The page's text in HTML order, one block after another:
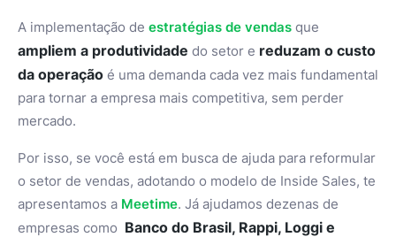
A implementação de estratégias de vendas que
ampliem a produtividade do setor e reduzam o custo
da operação é uma demanda cada vez mais fundamental
para tornar a empresa mais competitiva, sem perder
mercado.
Por isso, se você está em busca de ajuda para reformular
o setor de vendas, adotando o modelo de Inside Sales, te
apresentamos a Meetime. Já ajudamos dezenas de
empresas como Banco do Brasil, Rappi, Loggi e